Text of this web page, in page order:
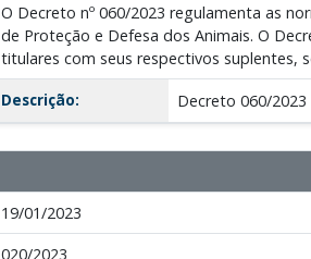
O Decreto nº 060/2023 regulamenta as
de Proteção e Defesa dos Animais. O
titulares com seus respectivos suplentes,
Descrição: Decreto 060/2023
19/01/2023
020/2023